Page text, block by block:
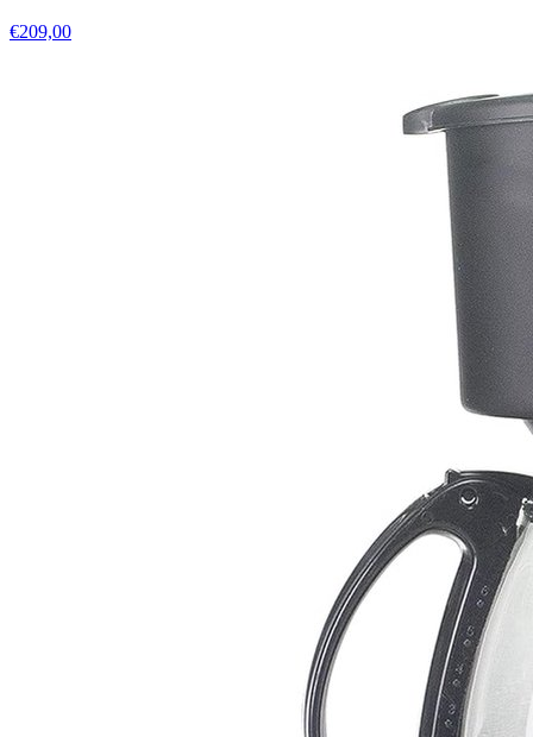
€209,00